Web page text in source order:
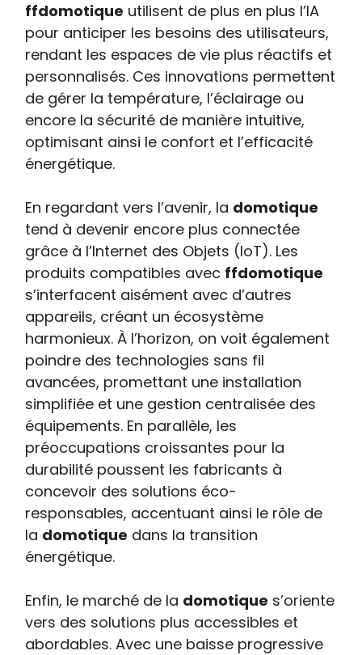
ffdomotique utilisent de plus en plus l’IA
pour anticiper les besoins des utilisateurs,
rendant les espaces de vie plus réactifs et
personnalisés. Ces innovations permettent
de gérer la température, l’éclairage ou
encore la sécurité de manière intuitive,
optimisant ainsi le confort et l’efficacité
énergétique.
En regardant vers l’avenir, la domotique
tend à devenir encore plus connectée
grâce à l’Internet des Objets (IoT). Les
produits compatibles avec ffdomotique
s’interfacent aisément avec d’autres
appareils, créant un écosystème
harmonieux. À l’horizon, on voit également
poindre des technologies sans fil
avancées, promettant une installation
simplifiée et une gestion centralisée des
équipements. En parallèle, les
préoccupations croissantes pour la
durabilité poussent les fabricants à
concevoir des solutions éco-
responsables, accentuant ainsi le rôle de
la domotique dans la transition
énergétique.
Enfin, le marché de la domotique s’oriente
vers des solutions plus accessibles et
abordables. Avec une baisse progressive